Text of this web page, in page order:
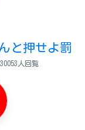
と押せよ罰
人回覧